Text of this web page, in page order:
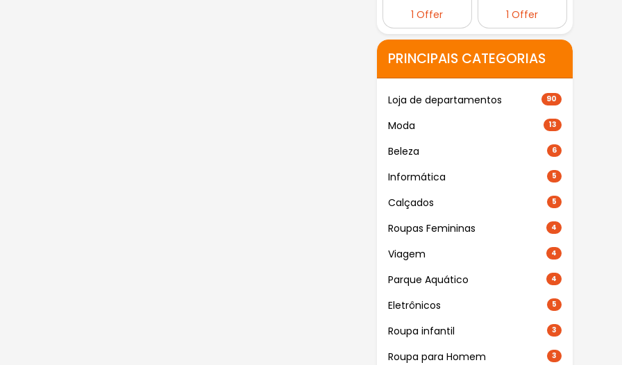
1 Offer 1 Offer
PRINCIPAIS CATEGORIAS
Loja de departamentos 90
Moda 13
Beleza 6
Informática 5
Calçados 5
Roupas Femininas 4
Viagem 4
Parque Aquático 4
Eletrônicos 5
Roupa infantil 3
Roupa para Homem 3